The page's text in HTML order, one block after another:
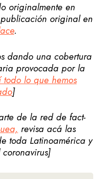
originalmente en
original en
.
dando una cobertura
provocada por la
todo lo que hemos
]
de la red de fact-
revisa acá las
toda Latinoamérica y